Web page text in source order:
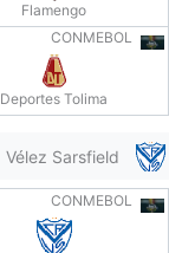
Flamengo
CONMEBOL
Deportes Tolima
Vélez Sarsfield
CONMEBOL